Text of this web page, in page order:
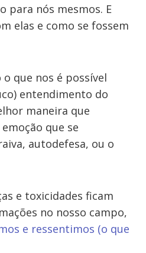
para nós mesmos. E
elas e como se fossem
que nos é possível
entendimento do
maneira que
que se
autodefesa, ou o
e toxicidades ficam
no nosso campo,
e ressentimos (o que